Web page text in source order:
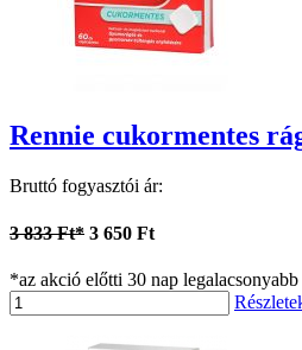
Rennie cukormentes
Bruttó fogyasztói ár:
3 833 Ft* 3 650 Ft
*az akció előtti 30 nap legalacsonyabb